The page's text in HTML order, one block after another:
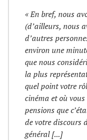
« En bref, nous
(d’ailleurs, nous
d’autres
environ une
que nous
la plus
quel point votre
cinéma et où
pensions que
de votre discours
général [...]